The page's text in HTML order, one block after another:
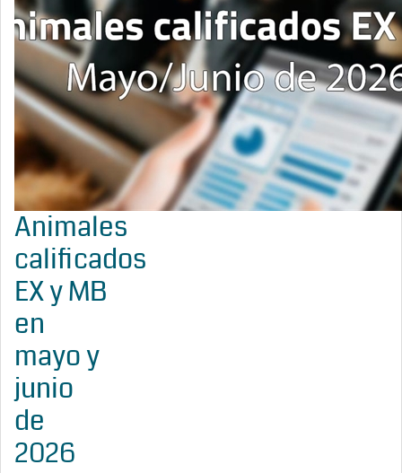
Animales
calificados
EX y MB
en
mayo y
junio
de
2026